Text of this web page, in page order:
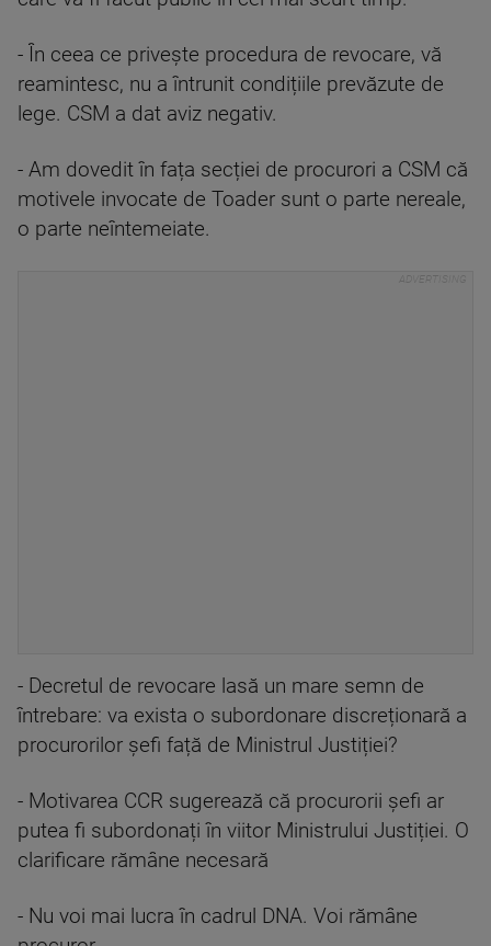
- În ceea ce privește procedura de revocare, vă
reamintesc, nu a întrunit condițiile prevăzute de
lege. CSM a dat aviz negativ.
- Am dovedit în fața secției de procurori a CSM că
motivele invocate de Toader sunt o parte nereale,
o parte neîntemeiate.
- Decretul de revocare lasă un mare semn de
întrebare: va exista o subordonare discreționară a
procurorilor șefi față de Ministrul Justiției?
- Motivarea CCR sugerează că procurorii șefi ar
putea fi subordonați în viitor Ministrului Justiției. O
clarificare rămâne necesară
- Nu voi mai lucra în cadrul DNA. Voi rămâne